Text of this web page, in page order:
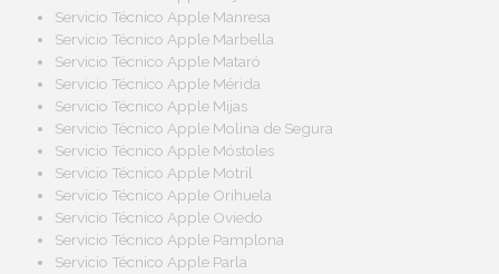
Servicio Técnico Apple Manresa
Servicio Técnico Apple Marbella
Servicio Técnico Apple Mataró
Servicio Técnico Apple Mérida
Servicio Técnico Apple Mijas
Servicio Técnico Apple Molina de Segura
Servicio Técnico Apple Móstoles
Servicio Técnico Apple Motril
Servicio Técnico Apple Orihuela
Servicio Técnico Apple Oviedo
Servicio Técnico Apple Pamplona
Servicio Técnico Apple Parla